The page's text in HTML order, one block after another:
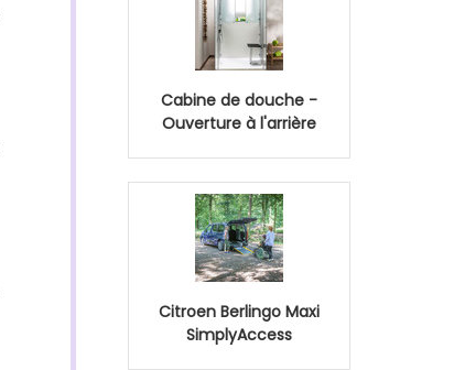
Cabine de douche -
Ouverture à l'arrière
Citroen Berlingo Maxi
SimplyAccess